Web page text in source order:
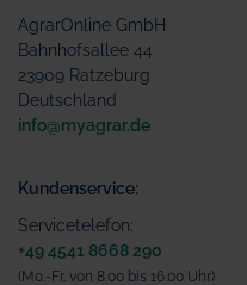
AgrarOnline GmbH
Bahnhofsallee 44
23909 Ratzeburg
Deutschland
info@myagrar.de
Kundenservice:
Servicetelefon:
+49 4541 8668 290
(Mo.-Fr. von 8.00 bis 16.00 Uhr)